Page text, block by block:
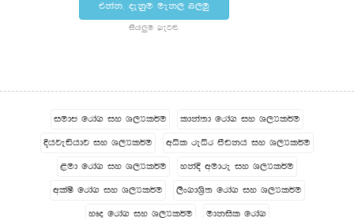
tkak" oekqu uek, n,uq
ish¨‍u .eg¿
iudc frda. iy Y,Hl¾u ldka;d frda. iy Y,Hl¾u
Èhjeähdj iy Y,Hl¾u wêl reêr mSvkh iy Y,Hl¾u
<ud frda. iy Y,Hl¾u ykaÈ wudre iy Y,Hl¾u
wla‍Is frda. iy Y,Hl¾u ,sx.dY%s; frda. iy Y,Hl¾u
yDo frda. iy Y,Hl¾u udkisl frda.